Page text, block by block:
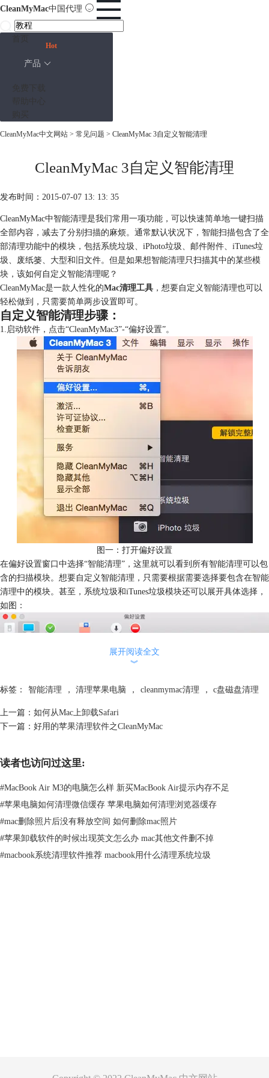
CleanMyMac中国代理
产品
Hot
CleanMyMac中文网站 > 常见问题 > CleanMyMac 3自定义智能清理
CleanMyMac 3自定义智能清理
发布时间：2015-07-07 13: 13: 35
CleanMyMac中智能清理是我们常用一项功能，可以快速简单地一键扫描
全部内容，减去了分别扫描的麻烦。通常默认状况下，智能扫描包含了全
部清理功能中的模块，包括系统垃圾、iPhoto垃圾、邮件附件、iTunes垃
圾、废纸篓、大型和旧文件。但是如果想智能清理只扫描其中的某些模
块，该如何自定义智能清理呢？
CleanMyMac是一款人性化的Mac清理工具 ，想要自定义智能清理也可以
轻松做到，只需要简单两步设置即可。
自定义智能清理步骤：
1.启动软件，点击“CleanMyMac3”-“偏好设置”。
图一：打开偏好设置
在偏好设置窗口中选择“智能清理”，这里就可以看到所有智能清理可以包
含的扫描模块。想要自定义智能清理，只需要根据需要选择要包含在智能
清理中的模块。甚至，系统垃圾和iTunes垃圾模块还可以展开具体选择，
如图：
注意：取消选中模块不会将它从CleanMyMac中移除，但是需要单独扫
描。
展开阅读全文
︾
标签： 智能清理 ， 清理苹果电脑 ， cleanmymac清理 ， c盘磁盘清理
上一篇： 如何从Mac上卸载Safari
下一篇： 好用的苹果清理软件之CleanMyMac
读者也访问过这里:
#MacBook Air M3的电脑怎么样 新买MacBook Air提示内存不足
#苹果电脑如何清理微信缓存 苹果电脑如何清理浏览器缓存
#mac删除照片后没有释放空间 如何删除mac照片
#苹果卸载软件的时候出现英文怎么办 mac其他文件删不掉
#macbook系统清理软件推荐 macbook用什么清理系统垃圾